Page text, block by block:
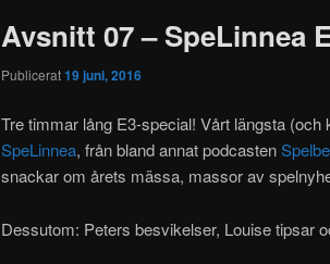
Avsnitt 07 – SpeLinnea
Publicerat19 juni, 2016
Tre timmar lång E3-special! Vårt längsta
SpeLinnea, från bland annat podcasten
snackar om årets mässa, massor av
Dessutom: Peters besvikelser, Louise tipsar